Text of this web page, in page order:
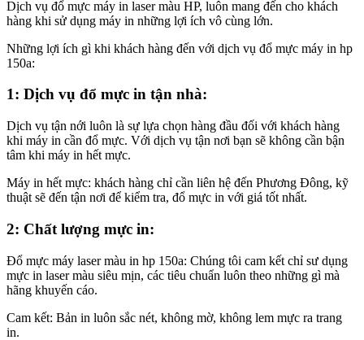
Dịch vụ đổ mực máy in laser màu HP, luôn mang đến cho khách
hàng khi sử dụng máy in những lợi ích vô cùng lớn.
Những lợi ích gì khi khách hàng đến với dịch vụ đổ mực máy in hp
150a:
1: Dịch vụ đổ mực in tận nhà:
Dịch vụ tận nới luôn là sự lựa chọn hàng đầu đối với khách hàng
khi máy in cần đổ mực. Với dịch vụ tận nơi bạn sẽ không cần bận
tâm khi máy in hết mực.
Máy in hết mực: khách hàng chỉ cần liên hệ đến Phương Đông, kỹ
thuật sẽ đến tận nơi để kiểm tra, đổ mực in với giá tốt nhất.
2: Chất lượng mực in:
Đổ mực máy laser màu in hp 150a: Chúng tôi cam kết chỉ sư dụng
mực in laser màu siêu mịn, các tiêu chuẩn luôn theo những gì mà
hãng khuyến cáo.
Cam kết: Bản in luôn sắc nét, không mờ, không lem mực ra trang
in.